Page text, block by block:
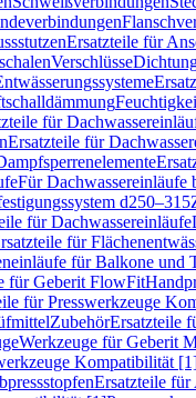
Ersatzteile für
Verschlüsse
für
Ersatzteile für
Für Dachwassereinläufe
d250–315
für Dachwassereinläufe
für
für Balkone und
für Geberit FlowFit
für Presswerkzeuge
ZubehörErsatzteile
Werkzeuge für Geberit
Kompatibilität
Ersatzteile für